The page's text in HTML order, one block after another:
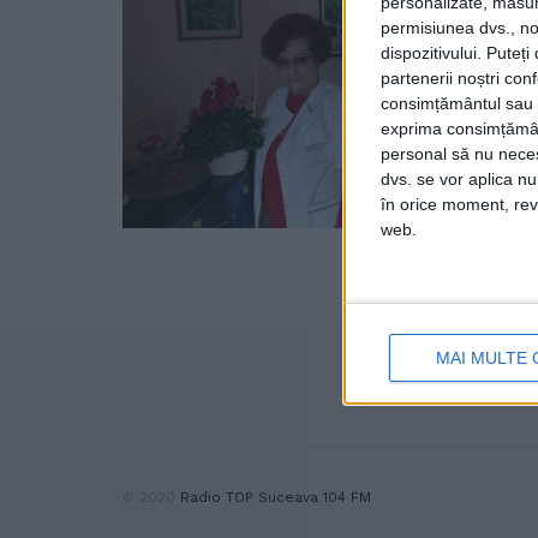
permisiunea dvs.,
dispozitivului. Puteți
partenerii noștri
consimțământul
exprima
personal să nu
dvs. se vor aplica
în orice moment,
web.
MAI MULTE
Radio TOP Suceava 104 FM